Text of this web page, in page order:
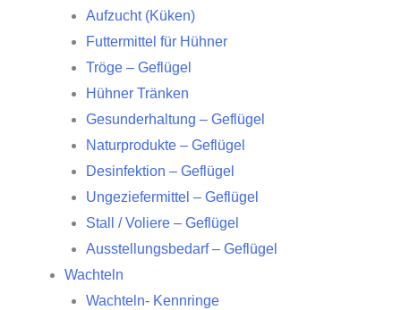
Aufzucht (Küken)
Futtermittel für Hühner
Tröge – Geflügel
Hühner Tränken
Gesunderhaltung – Geflügel
Naturprodukte – Geflügel
Desinfektion – Geflügel
Ungeziefermittel – Geflügel
Stall / Voliere – Geflügel
Ausstellungsbedarf – Geflügel
Wachteln
Wachteln- Kennringe